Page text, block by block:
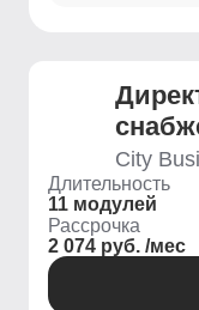
City
Длительность
11 модулей
Рассрочка
2 074 руб. /мес